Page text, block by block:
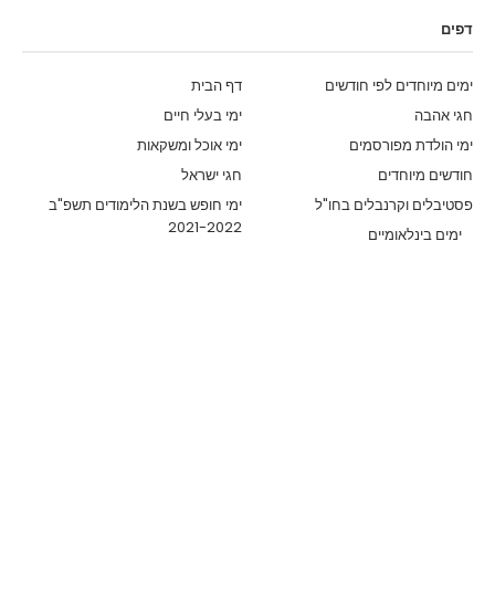
דפים
דף הבית
ימים מיוחדים לפי חודשים
ימי בעלי חיים
חגי אהבה
ימי אוכל ומשקאות
ימי הולדת מפורסמים
חגי ישראל
חודשים מיוחדים
ימי חופש בשנת הלימודים תשפ"ב
2021-2022
פסטיבלים וקרנבלים בחו"ל
ימים בינלאומיים